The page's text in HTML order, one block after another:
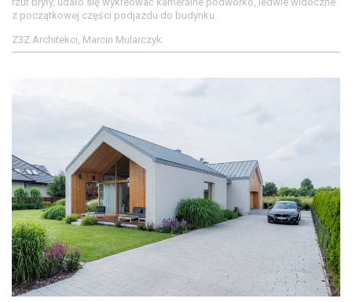
z początkowej części podjazdu do budynku.
Z3Z Architekci, Marcin Mularczyk